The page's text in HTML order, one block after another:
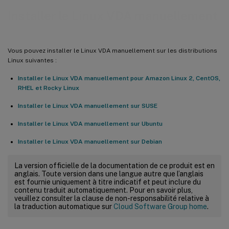
Vous pouvez installer le Linux VDA manuellement sur les distributions
Linux suivantes :
Installer le Linux VDA manuellement pour Amazon Linux 2, CentOS,
RHEL et Rocky Linux
Installer le Linux VDA manuellement sur SUSE
Installer le Linux VDA manuellement sur Ubuntu
Installer le Linux VDA manuellement sur Debian
La version officielle de la documentation de ce produit est en
anglais. Toute version dans une langue autre que l’anglais
est fournie uniquement à titre indicatif et peut inclure du
contenu traduit automatiquement. Pour en savoir plus,
veuillez consulter la clause de non-responsabilité relative à
la traduction automatique surCloud Software Group home.